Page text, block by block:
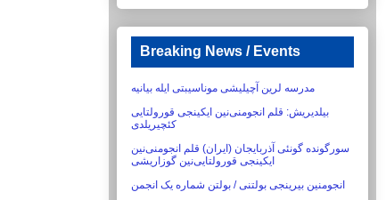
Breaking News / Events
مدرسه لرین آچیلیشی موناسیبتی ایله بیانیه
بیلدیریش:‏ قلم انجومنی‌نین ایکینجی قورولتایی
کئچیریلدی
سورگونده گونئی آذربایجان (ایران) قلم انجومنی‌نین
ایکینجی قورولتایی‌نین گوزاریشی‏
انجومنین بیرینجی بولتنی / بولتن شماره یک انجمن